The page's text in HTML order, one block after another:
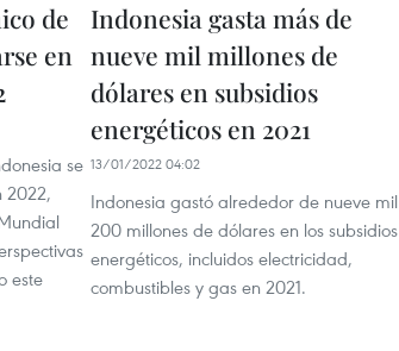
de
en
se
2022,
este
Indonesia gasta más de
nueve mil millones de
dólares en subsidios
energéticos en 2021
13/01/2022 04:02
Indonesia gastó alrededor de nueve mil
200 millones de dólares en los subsidios
energéticos, incluidos electricidad,
combustibles y gas en 2021.